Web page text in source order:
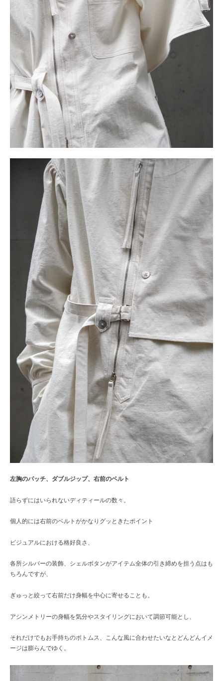
左胸のパッチ、ダブルジップ、右前のベルト
語らずにはいられないディティールの数々。
個人的には右前のベルトがかなりグッときたポイント
ビジュアルにおける格好良さ、
各所シルバーの装飾、シェルボタンがアイテム全体の引き締めを担う点はも
ちろんですが、
ぎゅっと絞って右前だけ身幅を中心に寄せることも。
アシンメトリーの身幅を気分やスタイリングにおいて調節可能とし、
それだけでもお手持ちのボトムス、こんな風に合わせたいなとどんどんイメ
ージは膨らんでゆく。